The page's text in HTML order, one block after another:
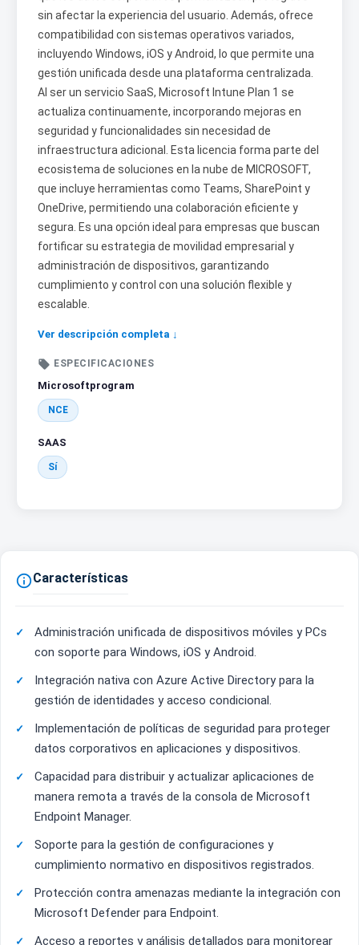
sin afectar la experiencia del usuario. Además, ofrece
compatibilidad con sistemas operativos variados,
incluyendo Windows, iOS y Android, lo que permite una
gestión unificada desde una plataforma centralizada.
Al ser un servicio SaaS, Microsoft Intune Plan 1 se
actualiza continuamente, incorporando mejoras en
seguridad y funcionalidades sin necesidad de
infraestructura adicional. Esta licencia forma parte del
ecosistema de soluciones en la nube de MICROSOFT,
que incluye herramientas como Teams, SharePoint y
OneDrive, permitiendo una colaboración eficiente y
segura. Es una opción ideal para empresas que buscan
fortificar su estrategia de movilidad empresarial y
administración de dispositivos, garantizando
cumplimiento y control con una solución flexible y
escalable.
Ver descripción completa ↓
 ESPECIFICACIONES
Microsoftprogram
NCE
SAAS
Sí
Características
Administración unificada de dispositivos móviles y PCs
con soporte para Windows, iOS y Android.
Integración nativa con Azure Active Directory para la
gestión de identidades y acceso condicional.
Implementación de políticas de seguridad para proteger
datos corporativos en aplicaciones y dispositivos.
Capacidad para distribuir y actualizar aplicaciones de
manera remota a través de la consola de Microsoft
Endpoint Manager.
Soporte para la gestión de configuraciones y
cumplimiento normativo en dispositivos registrados.
Protección contra amenazas mediante la integración con
Microsoft Defender para Endpoint.
Acceso a reportes y análisis detallados para monitorear